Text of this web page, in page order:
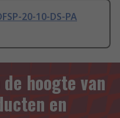
20-10-DS-PA
hoogte van
en